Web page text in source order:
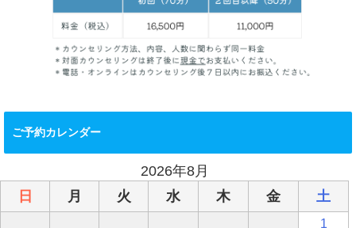
ご予約カレンダー
2026年8月
日
月 火 水 木 金 土
1